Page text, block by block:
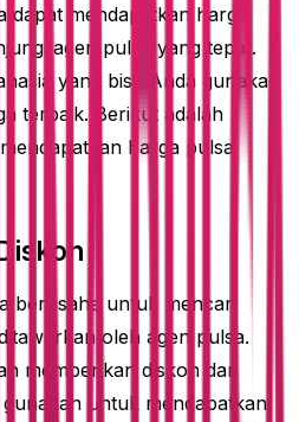
mendapatkan harga
agen pulsa yang tepat.
yang bisa Anda gunakan
terbaik. Berikut adalah
harga pulsa
berusaha untuk mencari
oleh agen pulsa.
memberikan diskon dan
untuk mendapatkan